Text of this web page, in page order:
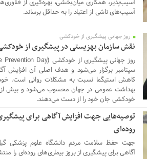
آسیب‌پذیر، همکاری میان‌بخشی، بهره‌گیری از
آسیب‌های ناشی از اعتیاد را به حداقل برساند.
روز جهانی پیشگیری از خودکشی
نقش سازمان بهزیستی در پیشگیری از
سپتامبر برگزار می‌شود و هدف اصلی آن افزایش
کاهش استیگما نسبت به مشکلات روانی است.
خودکشی جان خود را از دست می‌دهند.
توصیه‌هایی جهت افزایش آگاهی برای
روده‌ای
جهت حفظ سلامت مردم دانشگاه علوم پزشکی
آگاهی برای پیشگیری از بروز بیماری‌های روده‌ای را